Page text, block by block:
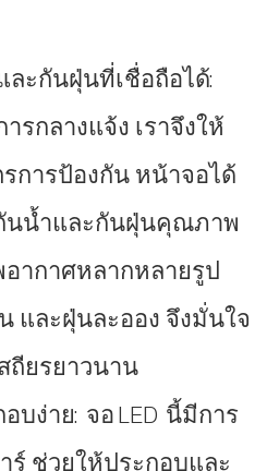
ะกันฝุ่นที่เชื่อถือได้:
รกลางแจ้ง เราจึงให้
การป้องกัน หน้าจอได้
นน้ำและกันฝุ่นคุณภาพ
ากาศหลากหลายรูป
และฝุ่นละออง จึงมั่นใจ
ถียรยาวนาน
บง่าย: จอ LED นี้มีการ
ช่วยให้ประกอบและ